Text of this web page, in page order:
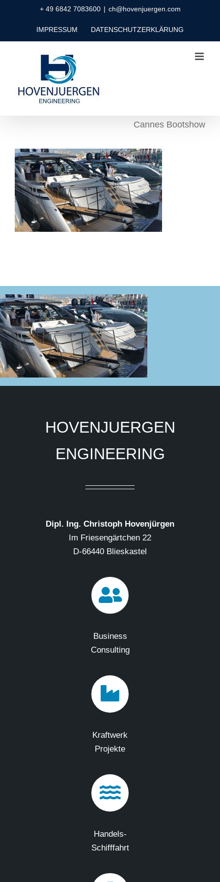
+ 49 6842 7083600 | ch@hovenjuergen.com
IMPRESSUM DATENSCHUTZERKLÄRUNG
Cannes Bootshow
HOVENJUERGEN
ENGINEERING
Dipl. Ing. Christoph Hovenjürgen
Im Friesengärtchen 22
D-66440 Blieskastel
Business
Consulting
Kraftwerk
Projekte
Handels-
Schifffahrt